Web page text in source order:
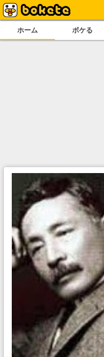
ホーム ボケる